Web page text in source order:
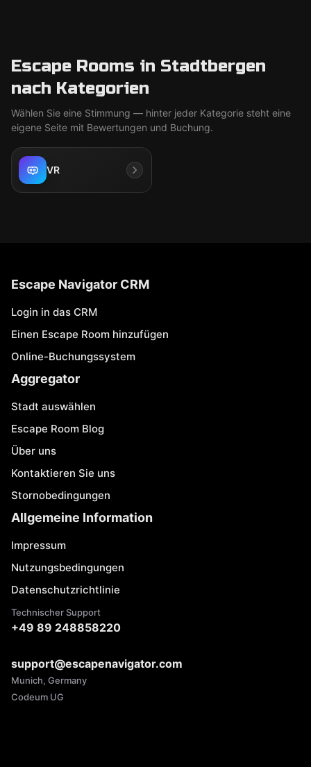
Escape Rooms in Stadtbergen
nach Kategorien
Wählen Sie eine Stimmung — hinter jeder Kategorie steht eine
eigene Seite mit Bewertungen und Buchung.
VR
Escape Navigator CRM
Login in das CRM
Einen Escape Room hinzufügen
Online-Buchungssystem
Aggregator
Stadt auswählen
Escape Room Blog
Über uns
Kontaktieren Sie uns
Stornobedingungen
Allgemeine Information
Impressum
Nutzungsbedingungen
Datenschutzrichtlinie
Technischer Support
+49 89 248858220
support@escapenavigator.com
Munich, Germany
Codeum UG